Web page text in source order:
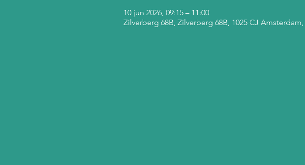
10 jun 2026, 09:15 – 11:00
Zilverberg 68B, Zilverberg 68B, 1025 CJ